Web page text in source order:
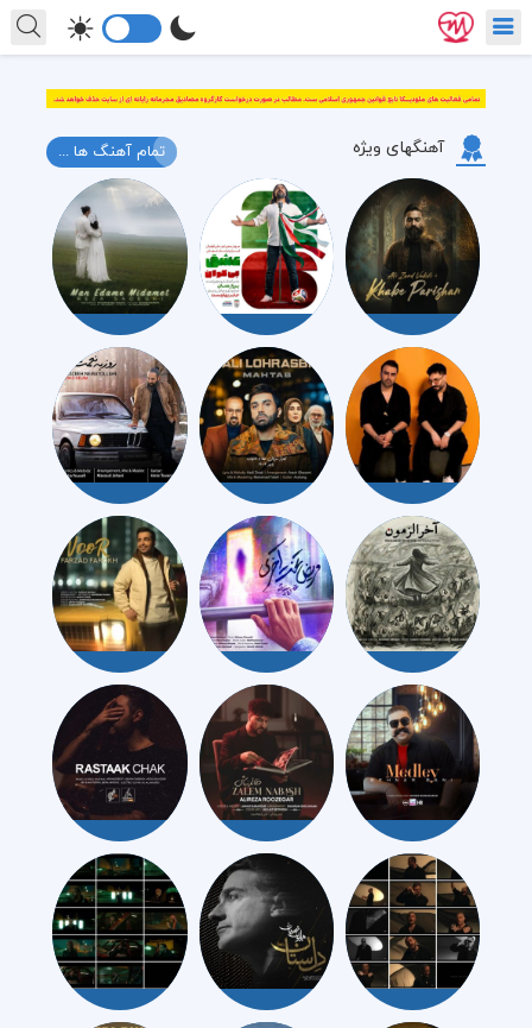
آهنگهای ویژه تمام آهنگ ها ...